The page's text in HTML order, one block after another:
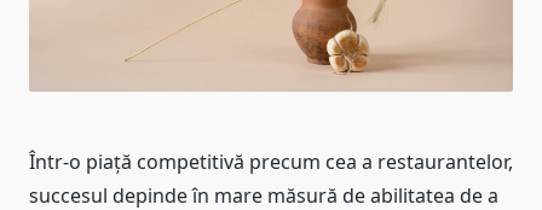
Într-o piață competitivă precum cea a restaurantelor,
succesul depinde în mare măsură de abilitatea de a